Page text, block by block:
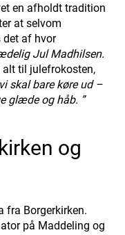
en afholdt tradition
at selvom
det af hvor
Jul Madhilsen.
alt til julefrokosten,
skal bare køre ud –
glæde og håb. ”
og
fra Borgerkirken.
på Maddeling og